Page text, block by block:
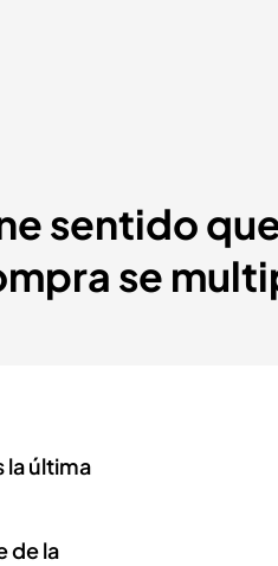
sentido
se
la última
de la